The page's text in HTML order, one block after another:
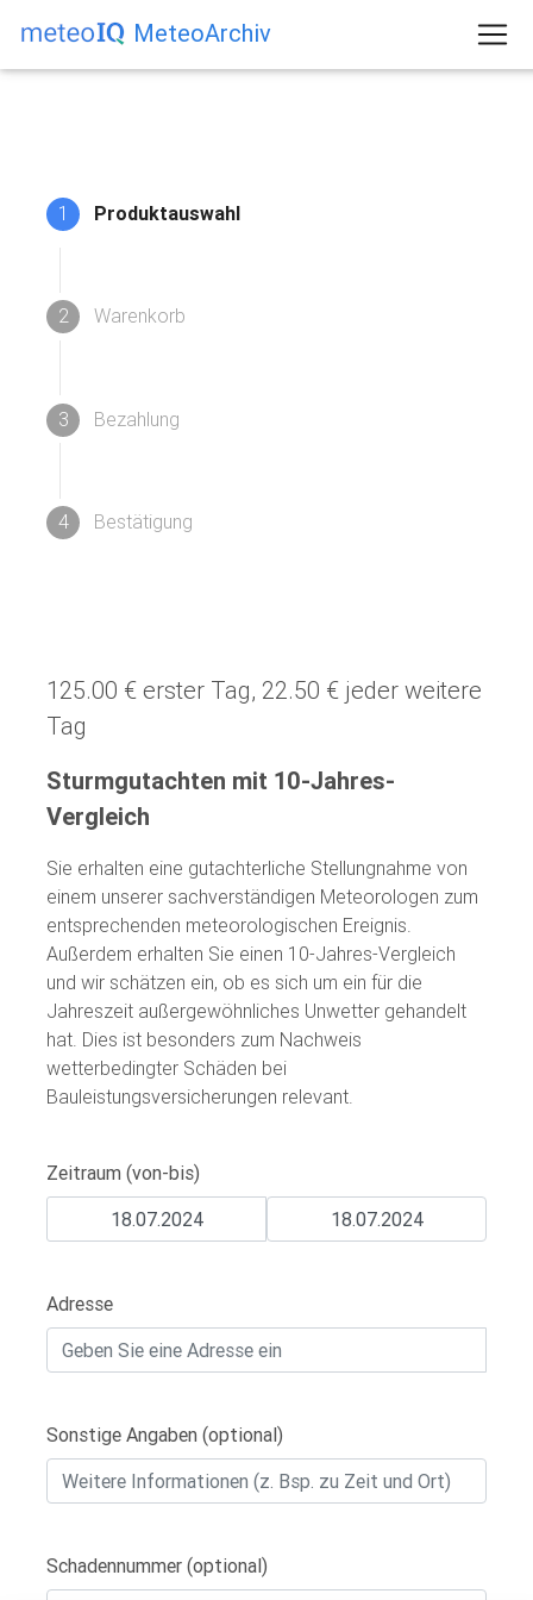
MeteoArchiv
1 Produktauswahl
2 Warenkorb
3 Bezahlung
4 Bestätigung
125.00 € erster Tag, 22.50 € jeder weitere
Tag
Sturmgutachten mit 10-Jahres-
Vergleich
Sie erhalten eine gutachterliche Stellungnahme von
einem unserer sachverständigen Meteorologen zum
entsprechenden meteorologischen Ereignis.
Außerdem erhalten Sie einen 10-Jahres-Vergleich
und wir schätzen ein, ob es sich um ein für die
Jahreszeit außergewöhnliches Unwetter gehandelt
hat. Dies ist besonders zum Nachweis
wetterbedingter Schäden bei
Bauleistungsversicherungen relevant.
Zeitraum (von-bis)
Adresse
Sonstige Angaben (optional)
Schadennummer (optional)